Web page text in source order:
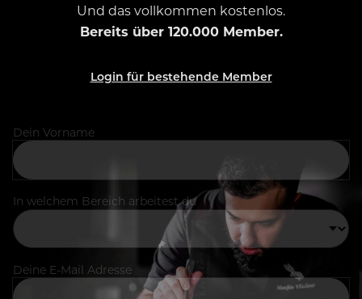
Und das vollkommen kostenlos.
Bereits über 120.000 Member.
Login für bestehende Member
Dein Vorname
In welchem Bereich arbeitest du
Deine E-Mail Adresse